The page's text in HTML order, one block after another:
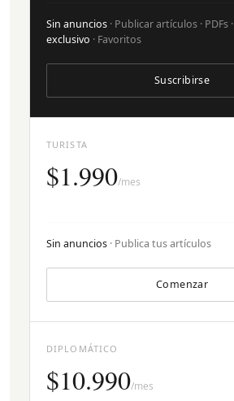
TURISTA
$1.990/mes
Sin anuncios · Publica tus artículos
Comenzar
Sin anuncios · Publicar artículos · PDFs ·
exclusivo · Favoritos
Suscribirse
DIPLOMÁTICO
$10.990/mes